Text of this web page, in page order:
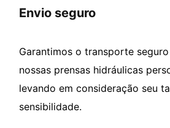
Envio seguro
Garantimos o transporte
nossas prensas hidráulicas
levando em consideração seu
sensibilidade.